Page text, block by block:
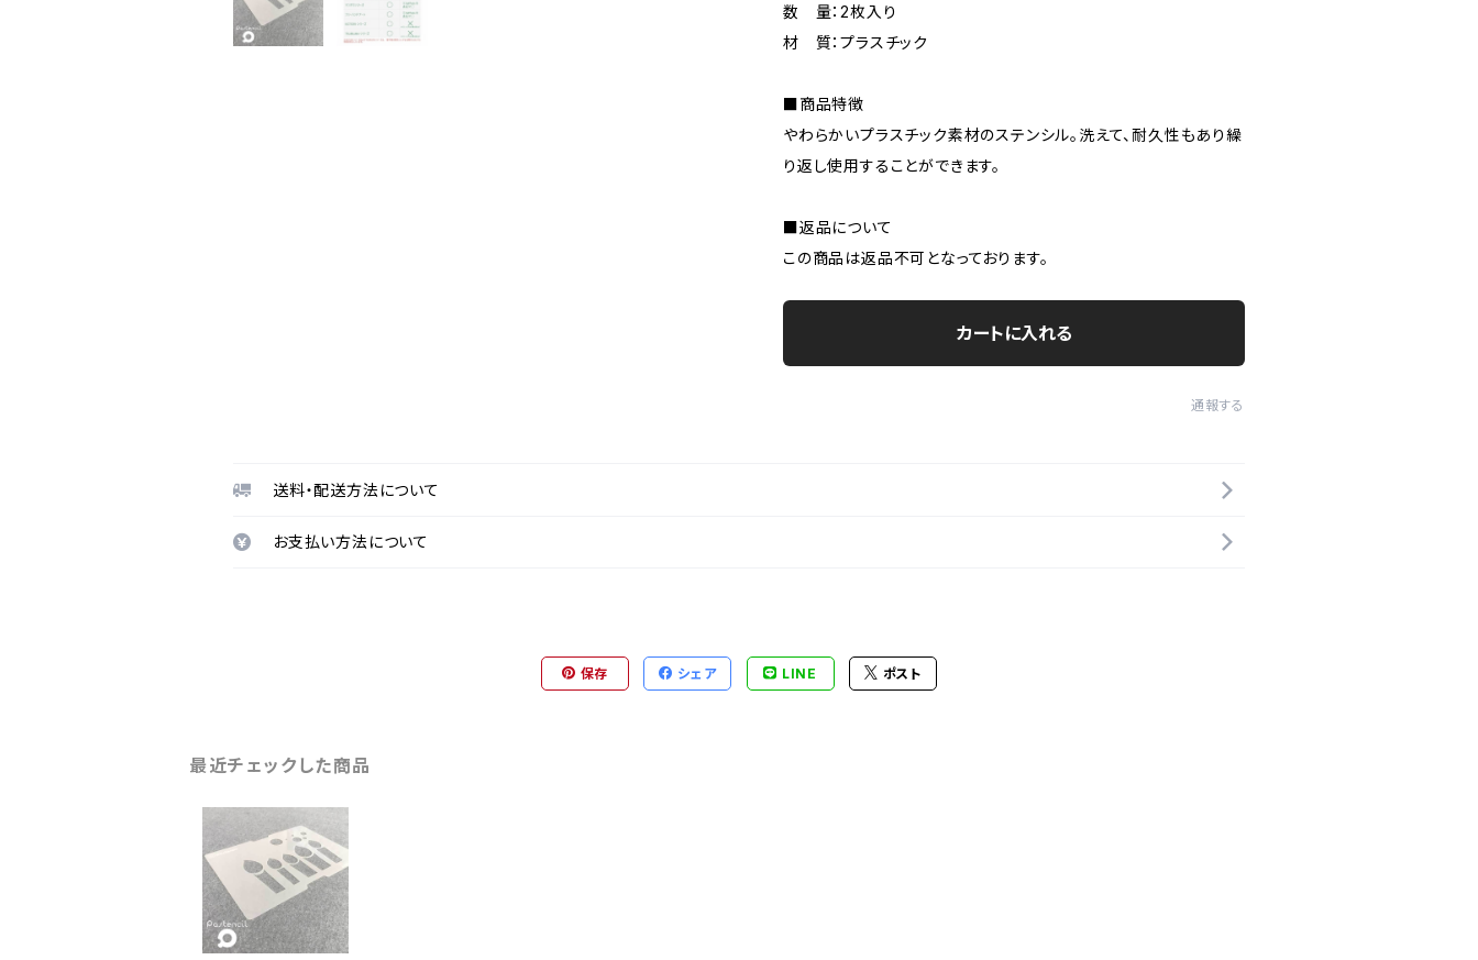
数 量：2枚入り
材 質：プラスチック
■商品特徴
やわらかいプラスチック素材のステンシル。洗えて、耐久性もあり繰
り返し使用することができます。
■返品について
この商品は返品不可となっております。
カートに入れる
通報する
送料・配送方法について
お支払い方法について
保存 シェア LINE ポスト
最近チェックした商品